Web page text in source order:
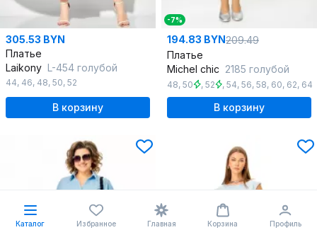
305.53 BYN
Платье
Laikony L-454 голубой
44, 46, 48, 50, 52
В корзину
-7%
194.83 BYN209.49
Платье
Michel chic 2185 голубой
48, 50 , 52 , 54, 56, 58, 60, 62, 64
В корзину
Каталог Избранное Главная Корзина Профиль